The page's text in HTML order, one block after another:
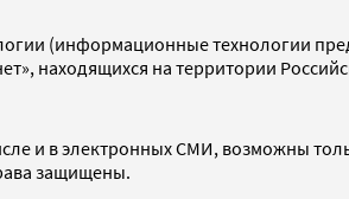
(информационные технологии
находящихся на территории
и в электронных СМИ, возможны
защищены.